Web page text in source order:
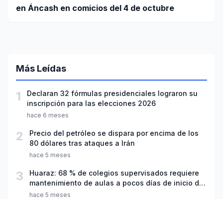
en Áncash en comicios del 4 de octubre
Más Leídas
1
Declaran 32 fórmulas presidenciales lograron su
inscripción para las elecciones 2026
hace 6 meses
2
Precio del petróleo se dispara por encima de los
80 dólares tras ataques a Irán
hace 5 meses
3
Huaraz: 68 % de colegios supervisados requiere
mantenimiento de aulas a pocos días de inicio del
año escolar 2026
hace 5 meses